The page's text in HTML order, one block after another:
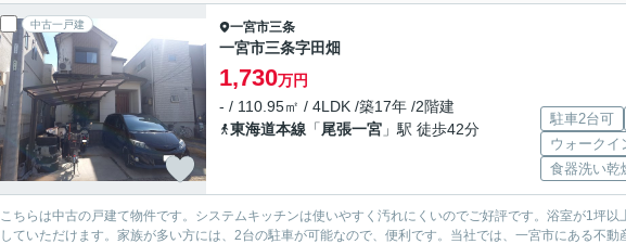
中古一戸建 一宮市三条
一宮市三条字田畑
1,730万円
- / 110.95㎡ / 4LDK /築17年 /2階建
東海道本線 「尾張一宮 」駅 徒歩42分
駐車2台可
ウォークイ
食器洗い乾
こちらは中古の戸建て物件です。システムキッチンは使いやすく汚れにくいのでご好評です。浴室が1坪
していただけます。家族が多い方には、2台の駐車が可能なので、便利です。当社では、一宮市にある不